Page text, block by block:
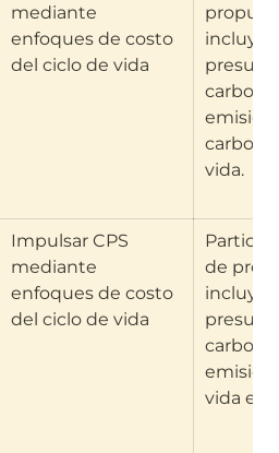
mediante
enfoques de costo
del ciclo de vida
vida.
Impulsar CPS
mediante
enfoques de costo
del ciclo de vida
de
vida